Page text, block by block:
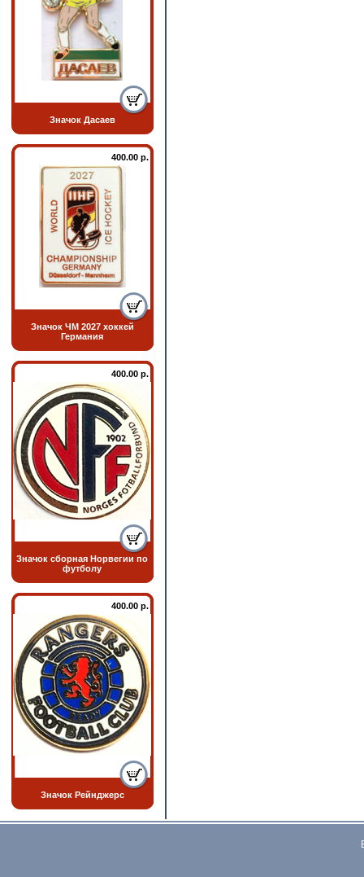
Значок Дасаев
400.00 р.
Значок ЧМ 2027 хоккей
Германия
400.00 р.
Значок сборная Норвегии по
футболу
400.00 р.
Значок Рейнджерс